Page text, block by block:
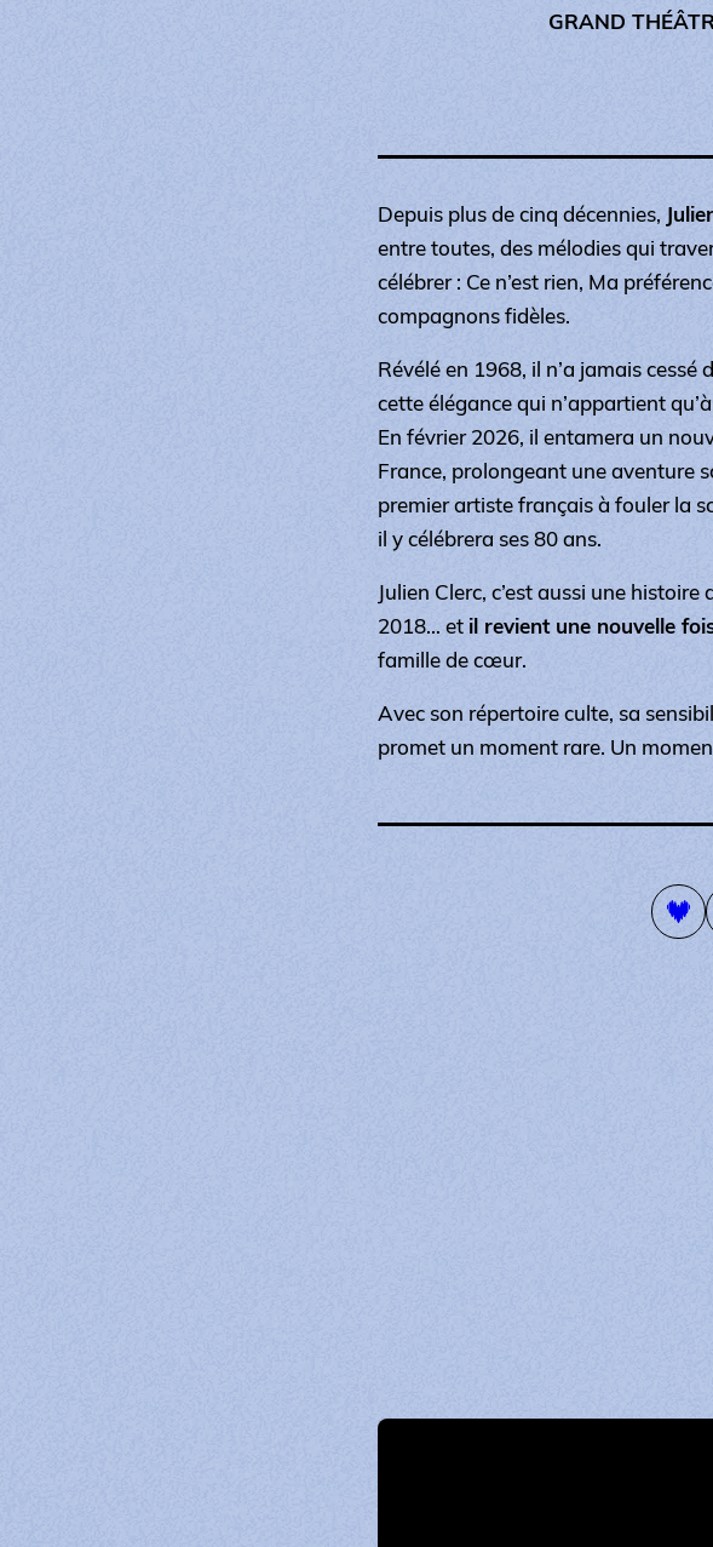
GRAND
Depuis plus de cinq décennies,
entre toutes, des mélodies qui
célébrer : Ce n’est rien, Ma
compagnons fidèles.
Révélé en 1968, il n’a jamais
cette élégance qui n’appartient
En février 2026, il entamera un
France, prolongeant une aventure
premier artiste français à fouler la
il y célébrera ses 80 ans.
Julien Clerc, c’est aussi une
2018… et il revient une nouvelle
famille de cœur.
Avec son répertoire culte, sa
promet un moment rare. Un